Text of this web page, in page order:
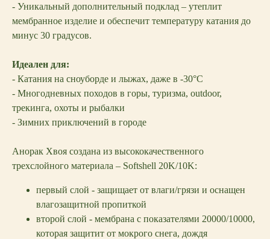
- Уникальный дополнительный подклад – утеплит
мембранное изделие и обеспечит температуру катания до
минус 30 градусов.
Идеален для:
- Катания на сноуборде и лыжах, даже в -30°C
- Многодневных походов в горы, туризма, outdoor,
трекинга, охоты и рыбалки
- Зимних приключений в городе
Анорак Хвоя создана из высококачественного
трехслойного материала – Softshell 20K/10K:
первый слой - защищает от влаги/грязи и оснащен
влагозащитной пропиткой
второй слой - мембрана с показателями 20000/10000,
которая защитит от мокрого снега, дождя